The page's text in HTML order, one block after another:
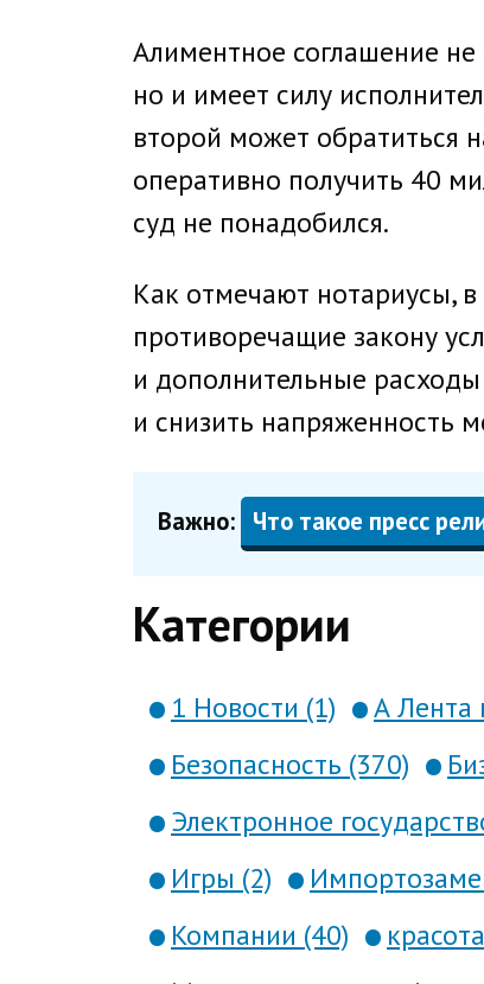
Алиментное соглашение
но и имеет силу
второй может обратиться
оперативно получить 40
суд не понадобился.
Как отмечают нотариусы,
противоречащие закону
и дополнительные
и снизить напряженность
Важно: Что такое пресс
Категории
1 Новости (1) А Лента
Безопасность (370)
Электронное
Игры (2)
Компании (40)